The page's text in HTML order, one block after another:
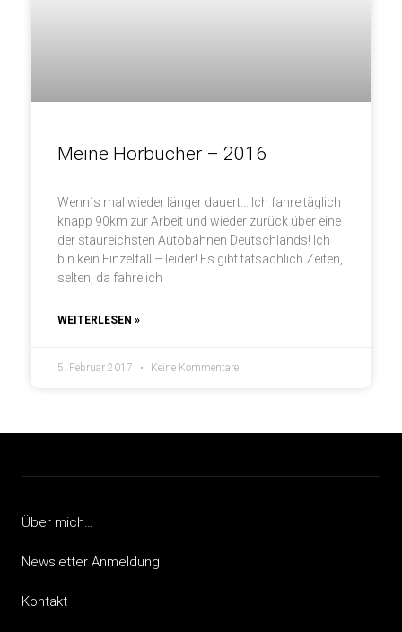
Meine Hörbücher – 2016
Wenn´s mal wieder länger dauert… Ich fahre täglich
knapp 90km zur Arbeit und wieder zurück über eine
der staureichsten Autobahnen Deutschlands! Ich
bin kein Einzelfall – leider! Es gibt tatsächlich Zeiten,
selten, da fahre ich
WEITERLESEN »
5. Februar 2017 Keine Kommentare
Über mich…
Newsletter Anmeldung
Kontakt